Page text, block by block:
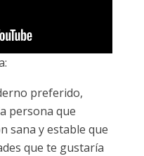
preferido,
persona que
sana y estable que
que te gustaría